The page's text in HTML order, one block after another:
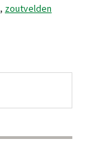
, zoutvelden